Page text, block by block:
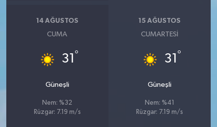
14 AĞUSTOS
CUMA
31 °
Güneşli
Nem: %32
Rüzgar: 7.19 m/s
15 AĞUSTOS
CUMARTESI
31 °
Güneşli
Nem: %41
Rüzgar: 7.19 m/s